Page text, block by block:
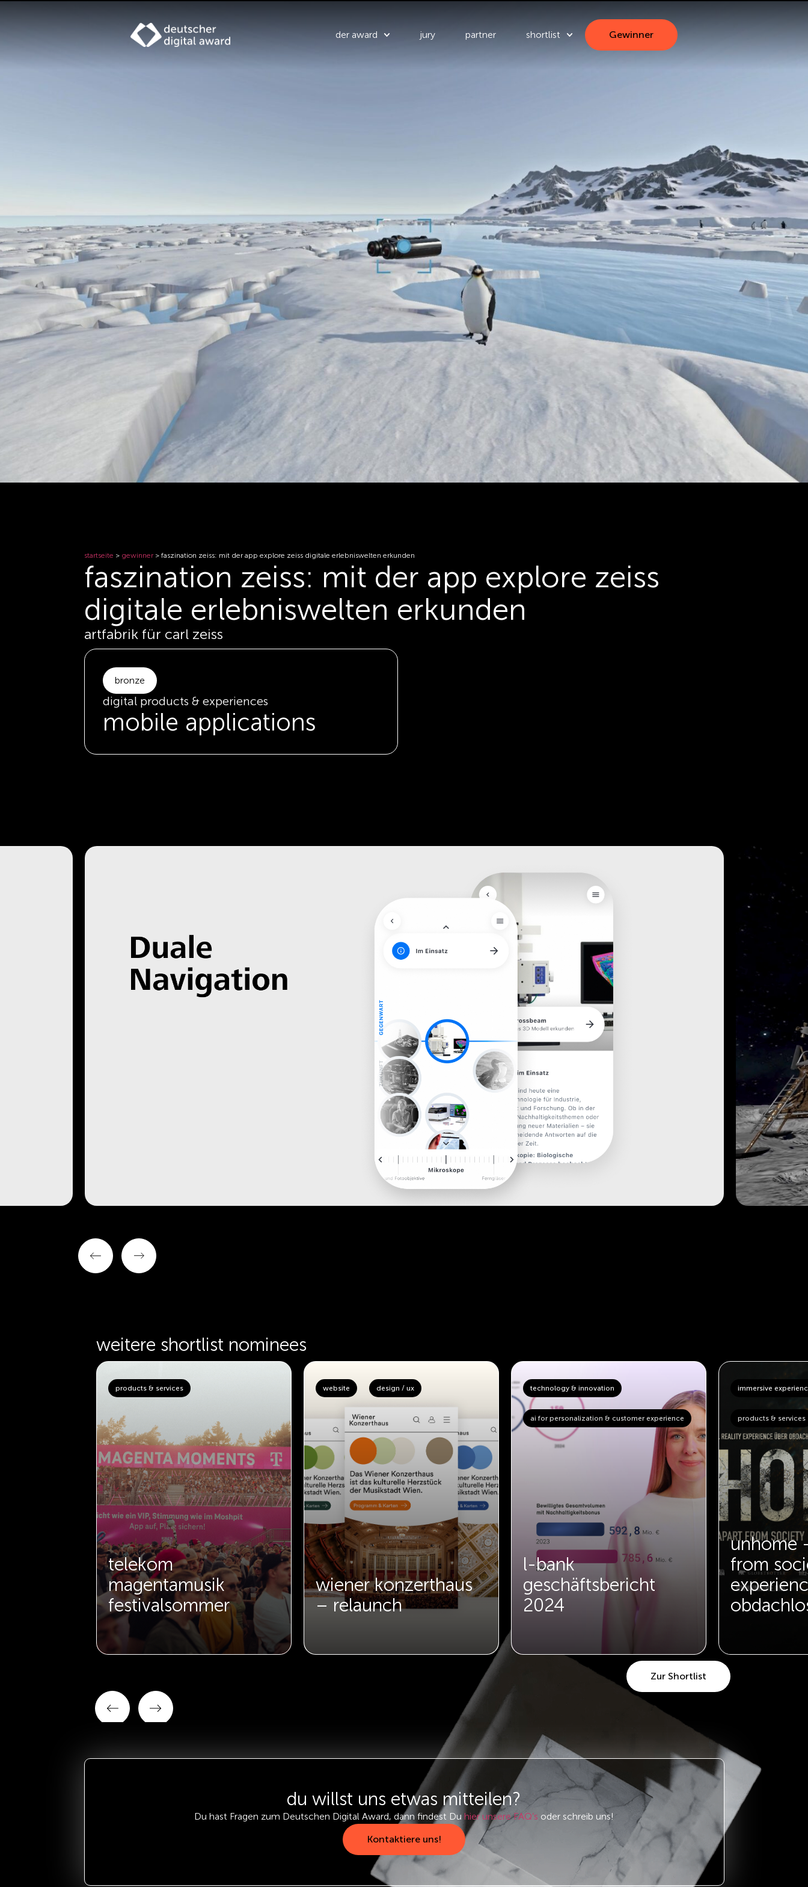
der award jury partner shortlist Gewinner
startseite > gewinner> faszination zeiss: mit der app explore zeiss digitale erlebniswelten erkunden
faszination zeiss: mit der app explore zeiss
digitale erlebniswelten erkunden
artfabrik für carl zeiss
bronze
digital products & experiences
mobile applications
weitere shortlist nominees
products & services
telekom
magentamusik
festivalsommer
website design / ux
wiener konzerthaus
– relaunch
technology & innovation
ai for personalization & customer experience
l-bank
geschäftsbericht
2024
immersive
products & services
unhome
from
Zur Shortlist
du willst uns etwas mitteilen?
Du hast Fragen zum Deutschen Digital Award, dann findest Du hier unsere FAQ’s oder schreib uns!
Kontaktiere uns!